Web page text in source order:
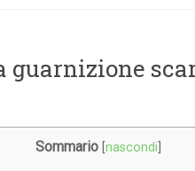
guarnizione
Sommario nascondi